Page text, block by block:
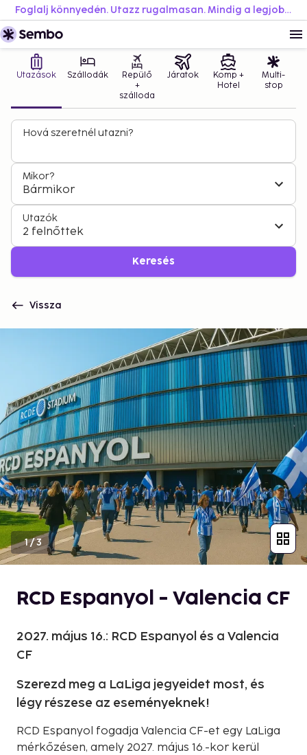
Foglalj könnyedén. Utazz rugalmasan. Mindig a legjobb áron.
Utazások Szállodák
Repülő
+
szálloda
Járatok
Komp +
Hotel
Multi-
stop
Hová szeretnél utazni?
Mikor?
Bármikor
Utazók
2 felnőttek
Keresés
Vissza
1/3
RCD Espanyol - Valencia CF
2027. május 16.: RCD Espanyol és a Valencia
CF
Szerezd meg a LaLiga jegyeidet most, és
légy részese az eseményeknek!
RCD Espanyol fogadja Valencia CF-et egy LaLiga
mérkőzésen, amely 2027. május 16.-kor kerül